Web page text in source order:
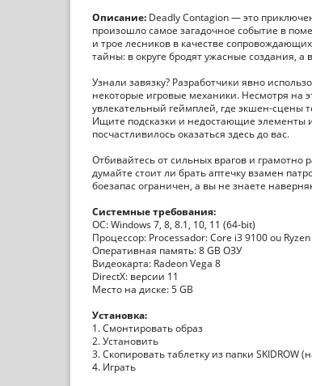
Описание: Deadly Contagion — это
произошло самое загадочное событие в
и трое лесников в качестве
тайны: в округе бродят ужасные создания, а
Узнали завязку? Разработчики явно
некоторые игровые механики. Несмотря на
увлекательный геймплей, где экшен-сцены
Ищите подсказки и недостающие элементы
посчастливилось оказаться здесь до вас.
Отбивайтесь от сильных врагов и
думайте стоит ли брать аптечку взамен
боезапас ограничен, а вы не знаете
Системные требования:
ОС: Windows 7, 8, 8.1, 10, 11 (64-bit)
Процессор: Processador: Core i3 9100 ou
Оперативная память: 8 GB ОЗУ
Видеокарта: Radeon Vega 8
DirectX: версии 11
Место на диске: 5 GB
Установка:
1. Смонтировать образ
2. Установить
3. Скопировать таблетку из папки SKIDROW
4. Играть